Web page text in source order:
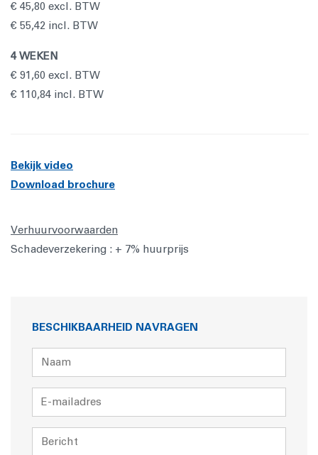
€ 45,80 excl. BTW
€ 55,42 incl. BTW
4 WEKEN
€ 91,60 excl. BTW
€ 110,84 incl. BTW
Bekijk video
Download brochure
Verhuurvoorwaarden
Schadeverzekering : + 7% huurprijs
BESCHIKBAARHEID NAVRAGEN